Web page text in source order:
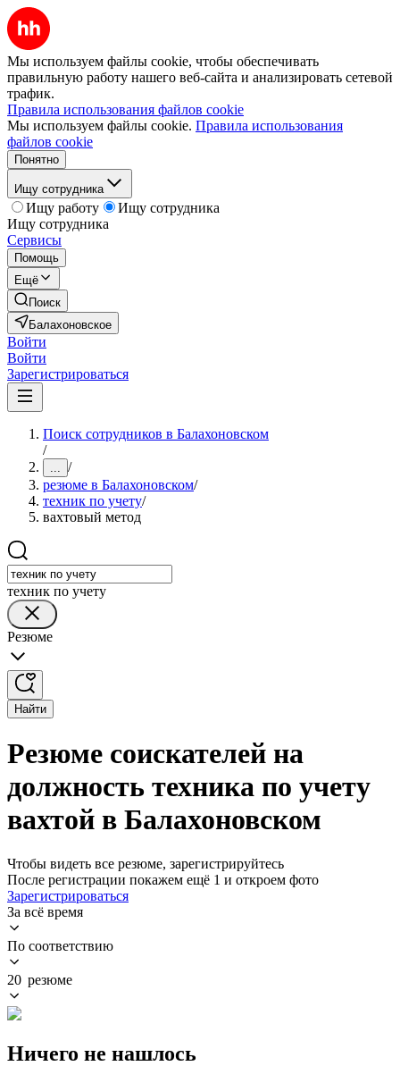
Мы используем файлы cookie, чтобы обеспечивать
правильную работу нашего веб-сайта и анализировать сетевой
трафик.
Правила использования файлов cookie
Мы используем файлы cookie. Правила использования
файлов cookie
Понятно
Ищу сотрудника
Ищу работу
Ищу сотрудника
Ищу сотрудника
Сервисы
Помощь
Ещё
Поиск
Балахоновское
Войти
Войти
Зарегистрироваться
Поиск сотрудников в Балахоновском
/
... /
резюме в Балахоновском/
техник по учету/
вахтовый метод
техник по учету
Резюме
Найти
Резюме соискателей на
должность техника по учету
вахтой в Балахоновском
Чтобы видеть все резюме, зарегистрируйтесь
После регистрации покажем ещё 1 и откроем фото
Зарегистрироваться
За всё время
По соответствию
20 резюме
Ничего не нашлось